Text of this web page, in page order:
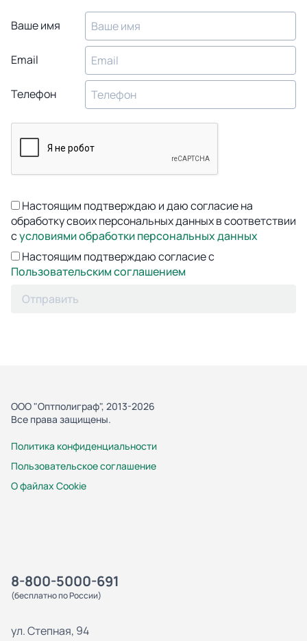
Ваше имя
Email
Телефон
Настоящим подтверждаю и даю согласие на
обработку своих персональных данных в соответствии
сусловиями обработки персональных данных
Настоящим подтверждаю согласие с
Пользовательским соглашением
Отправить
ООО "Оптполиграф", 2013-2026
Все права защищены.
Политика конфиденциальности
Пользовательское соглашение
О файлах Cookie
8-800-5000-691
(бесплатно по России)
ул. Степная, 94